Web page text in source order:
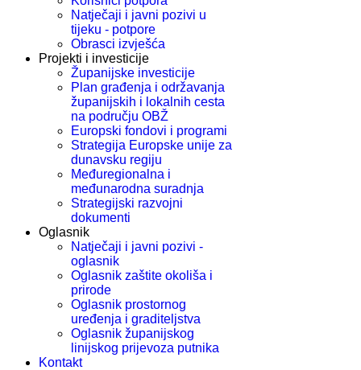
Natječaji i javni pozivi u
tijeku - potpore
Obrasci izvješća
Projekti i investicije
Županijske investicije
Plan građenja i održavanja
županijskih i lokalnih cesta
na području OBŽ
Europski fondovi i programi
Strategija Europske unije za
dunavsku regiju
Međuregionalna i
međunarodna suradnja
Strategijski razvojni
dokumenti
Oglasnik
Natječaji i javni pozivi -
oglasnik
Oglasnik zaštite okoliša i
prirode
Oglasnik prostornog
uređenja i graditeljstva
Oglasnik županijskog
linijskog prijevoza putnika
Kontakt